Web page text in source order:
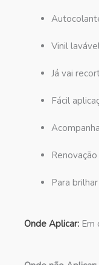
Vinil
Já vai
Fácil
Para
Onde Aplicar: Em